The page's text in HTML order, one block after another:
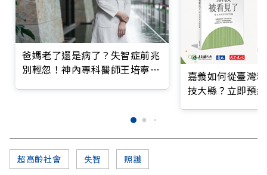
爸媽老了還是病了？失智症前兆
別輕忽！神內專科醫師王培寧呼
嘉義如何從臺灣
技大縣？立即預
超高齡社會 失智 照護